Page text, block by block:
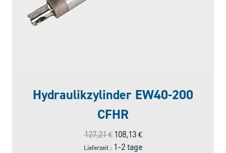
Hydraulikzylinder EW40-200
CFHR
127,21€ Ursprünglicher
Preis
108,13 €Aktueller
Preis
Lieferzeit : 1-2 tage